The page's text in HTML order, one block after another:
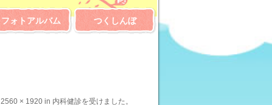
フォトアルバム つくしんぼ
2560 × 1920 in 内科健診を受けました。